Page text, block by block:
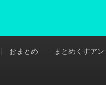
おまとめ まとめくすアン